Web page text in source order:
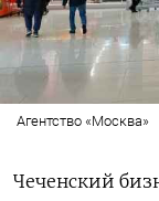
Агентство «Москва»
Чеченский